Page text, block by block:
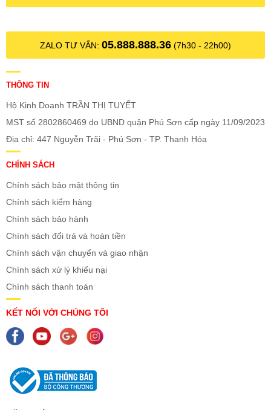
ZALO TƯ VẤN: 05.888.888.36 (7h30 - 22h00)
THÔNG TIN
Hộ Kinh Doanh TRẦN THỊ TUYẾT
MST số 2802860469 do UBND quận Phú Sơn cấp ngày 11/09/2023
Địa chỉ: 447 Nguyễn Trãi - Phú Sơn - TP. Thanh Hóa
CHÍNH SÁCH
Chính sách bảo mật thông tin
Chính sách kiểm hàng
Chính sách bảo hành
Chính sách đổi trả và hoàn tiền
Chính sách vận chuyển và giao nhận
Chính sách xử lý khiếu nại
Chính sách thanh toán
KẾT NỐI VỚI CHÚNG TÔI